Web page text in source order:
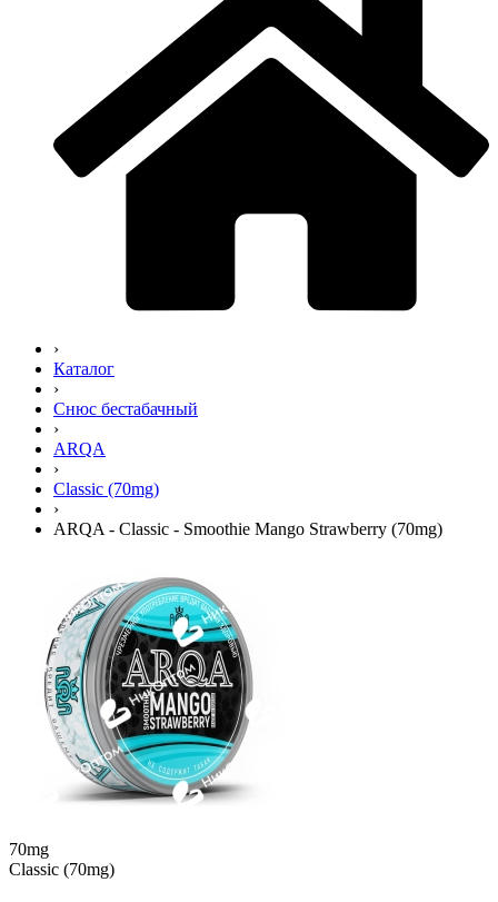
›
Каталог
›
Снюс бестабачный
›
ARQA
›
Classic (70mg)
›
ARQA - Classic - Smoothie Mango Strawberry (70mg)
70mg
Classic (70mg)